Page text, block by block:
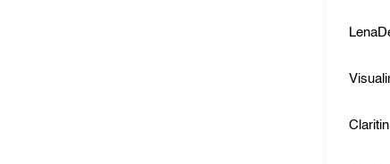
Claritin